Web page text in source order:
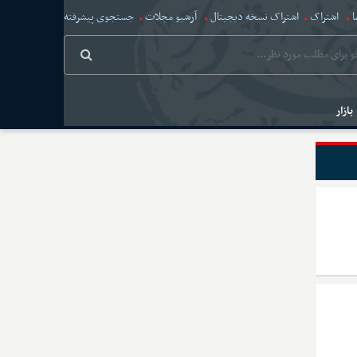
اشتراک اشتراک نسخه دیجیتال آرشیو مجلات جستجوی پیشرفته
بازار